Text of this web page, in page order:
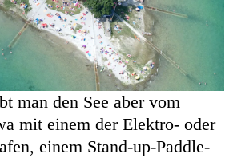
man den See aber vom
mit einem der Elektro- oder
einem Stand-up-Paddle-